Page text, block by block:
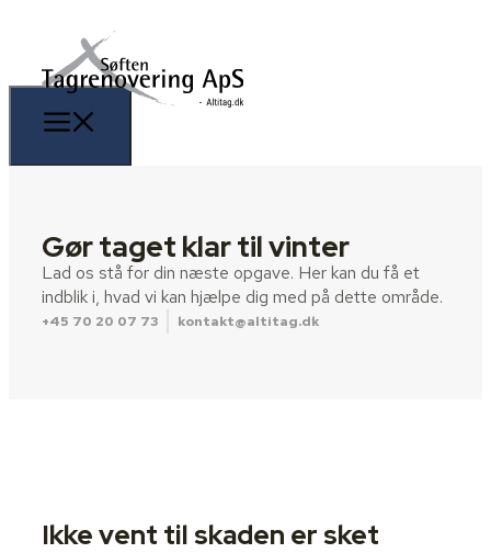
Gør taget klar til vinter
Lad os stå for din næste opgave. Her kan du få et
indblik i, hvad vi kan hjælpe dig med på dette område.
+45 70 20 07 73 kontakt@altitag.dk
Ikke vent til skaden er sket